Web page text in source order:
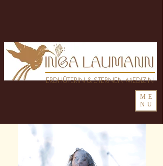
ME
NU
ERDHÜTERIN & STERNEN MEDIZIN